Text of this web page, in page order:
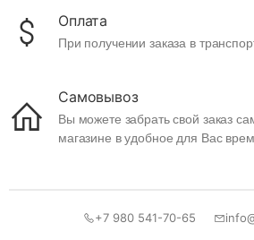
Оплата
При получении заказа в
Самовывоз
Вы можете забрать свой заказ
магазине в удобное для Вас
+7 980 541-70-65